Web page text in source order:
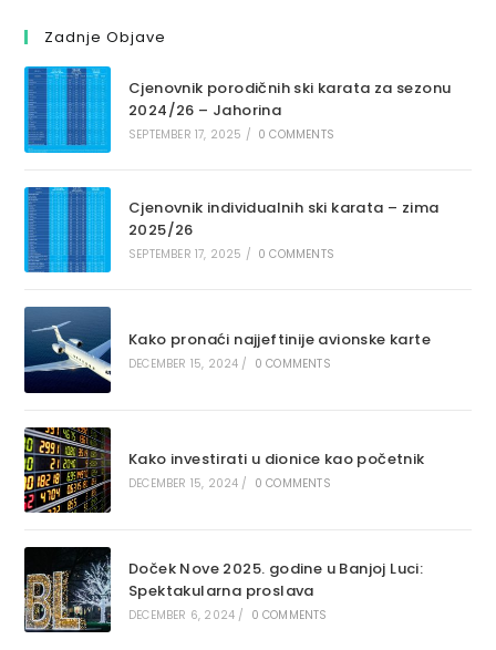
Zadnje Objave
Cjenovnik porodičnih ski karata za sezonu
2024/26 – Jahorina
SEPTEMBER 17, 2025 / 0 COMMENTS
Cjenovnik individualnih ski karata – zima
2025/26
SEPTEMBER 17, 2025 / 0 COMMENTS
Kako pronaći najjeftinije avionske karte
DECEMBER 15, 2024 / 0 COMMENTS
Kako investirati u dionice kao početnik
DECEMBER 15, 2024 / 0 COMMENTS
Doček Nove 2025. godine u Banjoj Luci:
Spektakularna proslava
DECEMBER 6, 2024 / 0 COMMENTS